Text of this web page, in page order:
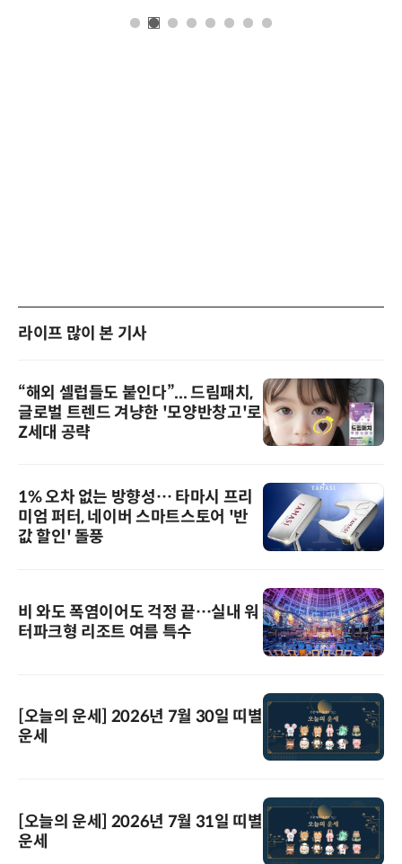
라이프 많이 본 기사
“해외 셀럽들도 붙인다”... 드림패치,
글로벌 트렌드 겨냥한 '모양반창고'로
Z세대 공략
1% 오차 없는 방향성… 타마시 프리
미엄 퍼터, 네이버 스마트스토어 '반
값 할인' 돌풍
비 와도 폭염이어도 걱정 끝…실내 워
터파크형 리조트 여름 특수
[오늘의 운세] 2026년 7월 30일 띠별
운세
[오늘의 운세] 2026년 7월 31일 띠별
운세